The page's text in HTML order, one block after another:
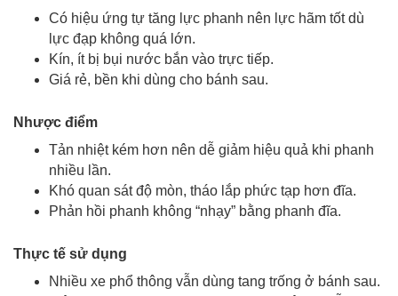
Có hiệu ứng tự tăng lực phanh nên lực hãm tốt dù
lực đạp không quá lớn.
Kín, ít bị bụi nước bắn vào trực tiếp.
Giá rẻ, bền khi dùng cho bánh sau.
Nhược điểm
Tản nhiệt kém hơn nên dễ giảm hiệu quả khi phanh
nhiều lần.
Khó quan sát độ mòn, tháo lắp phức tạp hơn đĩa.
Phản hồi phanh không “nhạy” bằng phanh đĩa.
Thực tế sử dụng
Nhiều xe phổ thông vẫn dùng tang trống ở bánh sau.